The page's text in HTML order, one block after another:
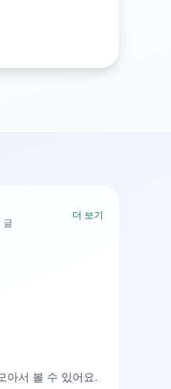
글
더 보기
아서 볼 수 있어요.